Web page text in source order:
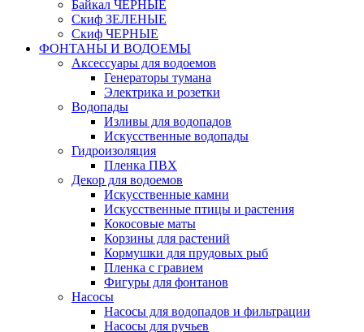
Байкал ЧЕРНЫЕ
Скиф ЗЕЛЕНЫЕ
Скиф ЧЕРНЫЕ
ФОНТАНЫ И ВОДОЕМЫ
Аксессуары для водоемов
Генераторы тумана
Электрика и розетки
Водопады
Изливы для водопадов
Искусственные водопады
Гидроизоляция
Пленка ПВХ
Декор для водоемов
Искусственные камни
Искусственные птицы и растения
Кокосовые маты
Корзины для растений
Кормушки для прудовых рыб
Пленка с гравием
Фигуры для фонтанов
Насосы
Насосы для водопадов и фильтрации
Насосы для ручьев